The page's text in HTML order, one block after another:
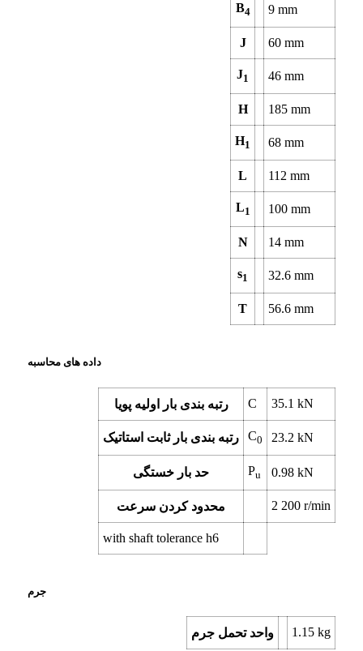
B4 9mm
J 60mm
J1 46mm
H 185mm
H1 68mm
L 112mm
L1 100mm
N 14mm
s1 32.6mm
T 56.6mm
داده های محاسبه
رتبه بندی بار اولیه پویا C 35.1kN
رتبه بندی بار ثابت استاتیک C0 23.2kN
حد بار خستگی Pu 0.98kN
محدود کردن سرعت 2 200r/min
with shaft tolerance h6
جرم
واحد تحمل جرم 1.15kg